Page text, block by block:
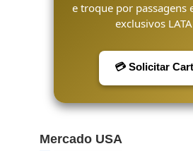
e troque por passagens
exclusivos
💳 Solicitar
Mercado USA